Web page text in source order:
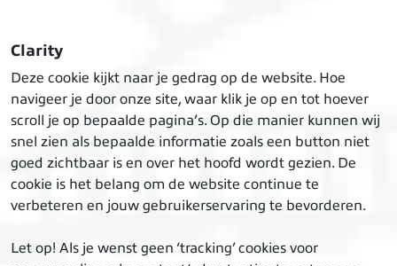
Clarity
Deze cookie kijkt naar je gedrag op de website. Hoe
navigeer je door onze site, waar klik je op en tot hoever
scroll je op bepaalde pagina’s. Op die manier kunnen wij
snel zien als bepaalde informatie zoals een button niet
goed zichtbaar is en over het hoofd wordt gezien. De
cookie is het belang om de website continue te
verbeteren en jouw gebruikerservaring te bevorderen.
Let op! Als je wenst geen ‘tracking’ cookies voor